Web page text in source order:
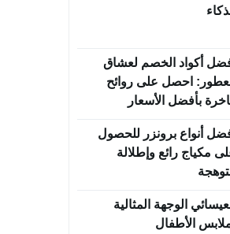
أكواد الخصم لعشاق
احصل على روائح
بأفضل الأسعار
أنواع برونزر للحصول
مكياج رائع وإطلالة
الوجهة المثالية
الأطفال